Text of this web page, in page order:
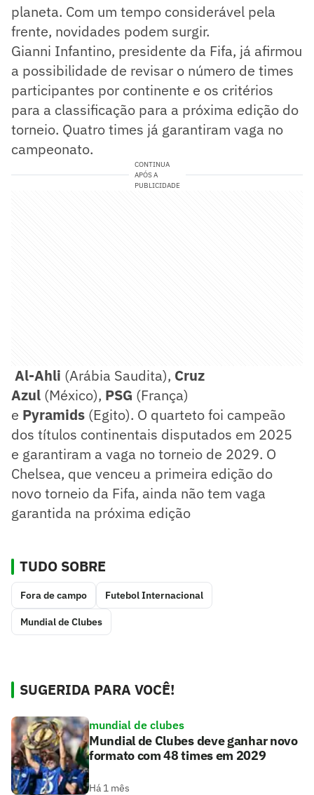
planeta. Com um tempo considerável pela
frente, novidades podem surgir.
Gianni Infantino, presidente da Fifa, já afirmou
a possibilidade de revisar o número de times
participantes por continente e os critérios
para a classificação para a próxima edição do
torneio. Quatro times já garantiram vaga no
campeonato.
CONTINUA
APÓS A
PUBLICIDADE
Al-Ahli (Arábia Saudita), Cruz
Azul (México), PSG (França)
e Pyramids (Egito). O quarteto foi campeão
dos títulos continentais disputados em 2025
e garantiram a vaga no torneio de 2029. O
Chelsea, que venceu a primeira edição do
novo torneio da Fifa, ainda não tem vaga
garantida na próxima edição
TUDO SOBRE
Fora de campo Futebol Internacional
Mundial de Clubes
SUGERIDA PARA VOCÊ!
mundial de clubes
Mundial de Clubes deve ganhar novo
formato com 48 times em 2029
Há 1 mês